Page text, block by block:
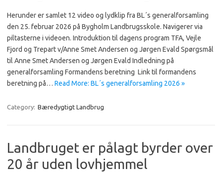
Herunder er samlet 12 video og lydklip fra BL´s generalforsamling
den 25. februar 2026 på Bygholm Landbrugsskole. Navigerer via
piltasterne i videoen. Introduktion til dagens program TFA, Vejle
Fjord og Trepart v/Anne Smet Andersen og Jørgen Evald Spørgsmål
til Anne Smet Andersen og Jørgen Evald Indledning på
generalforsamling Formandens beretning Link til formandens
beretning på… Read More: BL´s generalforsamling 2026 »
Category: Bæredygtigt Landbrug
Landbruget er pålagt byrder over
20 år uden lovhjemmel